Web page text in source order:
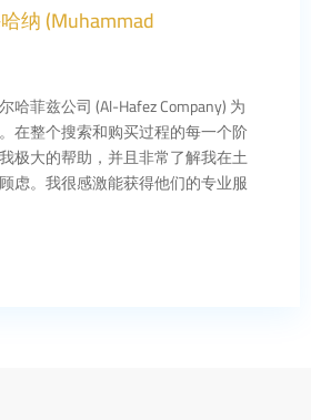
纳 (Muhammad
哈菲兹公司 (Al-Hafez Company) 为
在整个搜索和购买过程的每一个阶
极大的帮助，并且非常了解我在土
虑。我很感激能获得他们的专业服